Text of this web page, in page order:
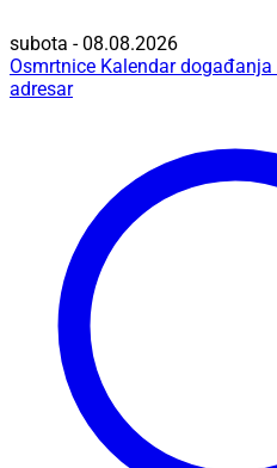
subota - 08.08.2026
Osmrtnice Kalendar događanja
adresar